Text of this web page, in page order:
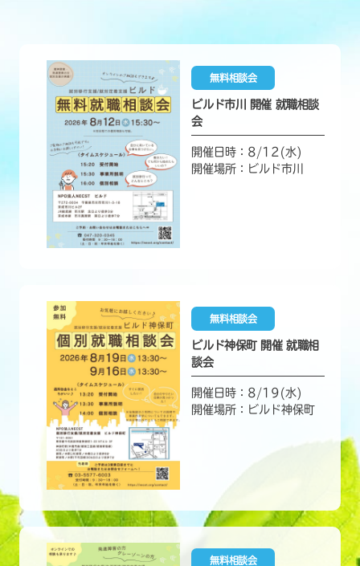
無料相談会
ビルド市川 開催 就職相談
会
開催日時：8/12(水)
開催場所：ビルド市川
無料相談会
ビルド神保町 開催 就職相
談会
開催日時：8/19(水)
開催場所：ビルド神保町
無料相談会